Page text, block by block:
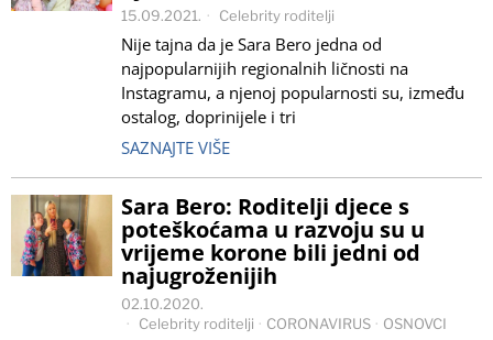
15.09.2021. Celebrity roditelji
Nije tajna da je Sara Bero jedna od
najpopularnijih regionalnih ličnosti na
Instagramu, a njenoj popularnosti su, između
ostalog, doprinijele i tri
SAZNAJTE VIŠE
Sara Bero: Roditelji djece s
poteškoćama u razvoju su u
vrijeme korone bili jedni od
najugroženijih
02.10.2020.
Celebrity roditelji · CORONAVIRUS · OSNOVCI